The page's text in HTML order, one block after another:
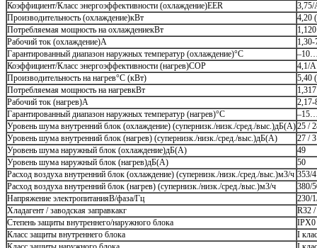
Коэффициент/Класс энергоэффективности (охлаждение)EER
3,75/
Производительность (охлаждение)кВт
4,20
Потребляемая мощность на охлаждениекВт
Рабочий ток (охлаждение)А
1,30-
Гарантированный диапазон наружных температур (охлаждение)°С
Коэффициент/Класс энергоэффективности (нагрев)COP
4,1/A
Производительность на нагрев°С (кВт)
5,40
Потребляемая мощность на нагревкВт
Рабочий ток (нагрев)А
2,17-
Гарантированный диапазон наружных температур (нагрев)°С
Уровень шума внутренний блок (охлаждение) (супернизк./низк./сред./выс.)дБ(A)25 /
Уровень шума внутренний блок (нагрев) (супернизк./низк./сред./выс.)дБ(А)
27 /
Уровень шума наружный блок (охлаждение)дБ(А)
49
Уровень шума наружный блок (нагрев)дБ(А)
50
Расход воздуха внутренний блок (охлаждение) (супернизк./низк./сред./выс.)м3/ч 353/
Расход воздуха внутренний блок (нагрев) (супернизк./низк./сред./выс.)м3/ч
380/
Напряжение электропитанияВ/фаза/Гц
230/
Хладагент / заводская заправкакг
R32
Степень защиты внутреннего/наружного блока
Класс защиты внутреннего блока
I